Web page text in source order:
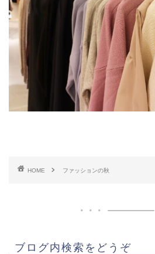
HOME ファッションの秋
ブログ内検索をどうぞ